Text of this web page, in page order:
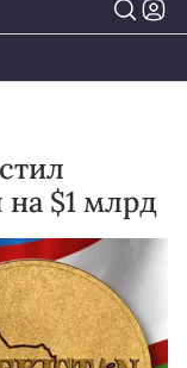
$1 млрд